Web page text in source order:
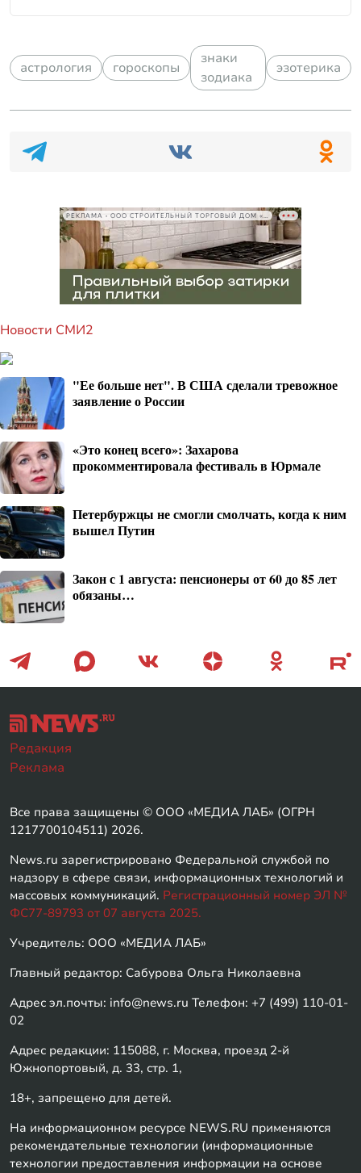
астрология гороскопы
знаки
зодиака
эзотерика
Новости СМИ2
"Ее больше нет". В США сделали тревожное
заявление о России
«Это конец всего»: Захарова
прокомментировала фестиваль в Юрмале
Петербуржцы не смогли смолчать, когда к ним
вышел Путин
Закон с 1 августа: пенсионеры от 60 до 85 лет
обязаны…
Редакция
Реклама
Все права защищены © ООО «МЕДИА ЛАБ» (ОГРН
1217700104511) 2026.
News.ru зарегистрировано Федеральной службой по
надзору в сфере связи, информационных технологий и
массовых коммуникаций. Регистрационный номер ЭЛ №
ФС77-89793 от 07 августа 2025.
Учредитель: ООО «МЕДИА ЛАБ»
Главный редактор: Сабурова Ольга Николаевна
Адрес эл.почты: info@news.ru Телефон: +7 (499) 110-01-
02
Адрес редакции: 115088, г. Москва, проезд 2-й
Южнопортовый, д. 33, стр. 1,
18+, запрещено для детей.
На информационном ресурсе NEWS.RU применяются
рекомендательные технологии (информационные
технологии предоставления информации на основе